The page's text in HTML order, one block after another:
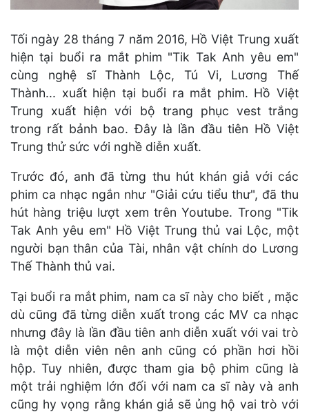
Tối ngày 28 tháng 7 năm 2016, Hồ Việt Trung xuất
hiện tại buổi ra mắt phim "Tik Tak Anh yêu em"
cùng nghệ sĩ Thành Lộc, Tú Vi, Lương Thế
Thành... xuất hiện tại buổi ra mắt phim. Hồ Việt
Trung xuất hiện với bộ trang phục vest trắng
trong rất bảnh bao. Đây là lần đầu tiên Hồ Việt
Trung thử sức với nghề diễn xuất.
Trước đó, anh đã từng thu hút khán giả với các
phim ca nhạc ngắn như "Giải cứu tiểu thư", đã thu
hút hàng triệu lượt xem trên Youtube. Trong "Tik
Tak Anh yêu em" Hồ Việt Trung thủ vai Lộc, một
người bạn thân của Tài, nhân vật chính do Lương
Thế Thành thủ vai.
Tại buổi ra mắt phim, nam ca sĩ này cho biết , mặc
dù cũng đã từng diễn xuất trong các MV ca nhạc
nhưng đây là lần đầu tiên anh diễn xuất với vai trò
là một diễn viên nên anh cũng có phần hơi hồi
hộp. Tuy nhiên, được tham gia bộ phim cũng là
một trải nghiệm lớn đối với nam ca sĩ này và anh
cũng hy vọng rằng khán giả sẽ ủng hộ vai trò với